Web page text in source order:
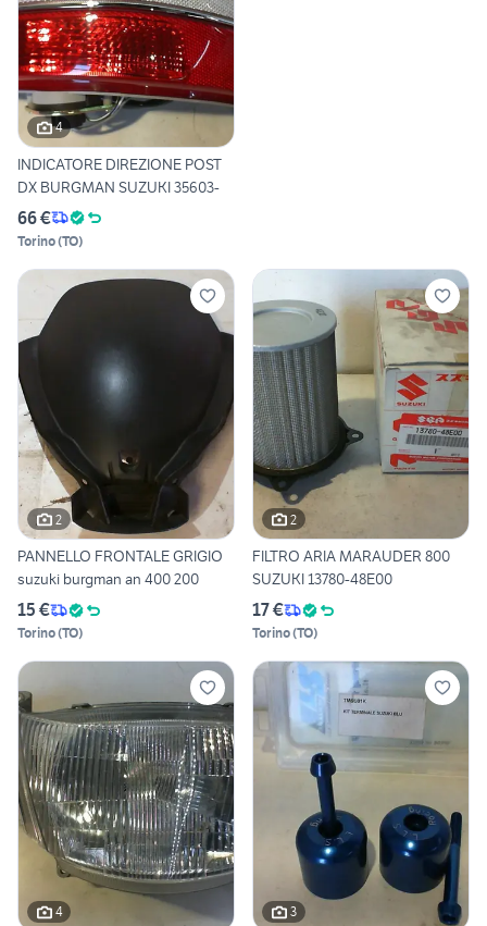
4
INDICATORE DIREZIONE POST
DX BURGMAN SUZUKI 35603-
66 €
Torino(TO)
2
PANNELLO FRONTALE GRIGIO
suzuki burgman an 400 200
15 €
Torino(TO)
2
FILTRO ARIA MARAUDER 800
SUZUKI 13780-48E00
17 €
Torino(TO)
4 3